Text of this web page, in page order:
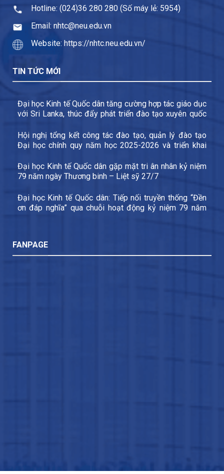
Hotline: (024)36 280 280 (Số máy lẻ: 5954)
Email: nhtc@neu.edu.vn
Website: https://nhtc.neu.edu.vn/
TIN TỨC MỚI
Đại học Kinh tế Quốc dân tăng cường hợp tác giáo dục
với Sri Lanka, thúc đẩy phát triển đào tạo xuyên quốc
Hội nghị tổng kết công tác đào tạo, quản lý đào tạo
Đại học chính quy năm học 2025-2026 và triển khai
Đại học Kinh tế Quốc dân gặp mặt tri ân nhân kỷ niệm
79 năm ngày Thương binh – Liệt sỹ 27/7
Đại học Kinh tế Quốc dân: Tiếp nối truyền thống “Đền
ơn đáp nghĩa” qua chuỗi hoạt động kỷ niệm 79 năm
FANPAGE